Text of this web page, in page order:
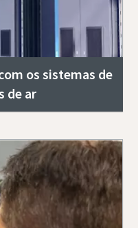
os sistemas de
de ar